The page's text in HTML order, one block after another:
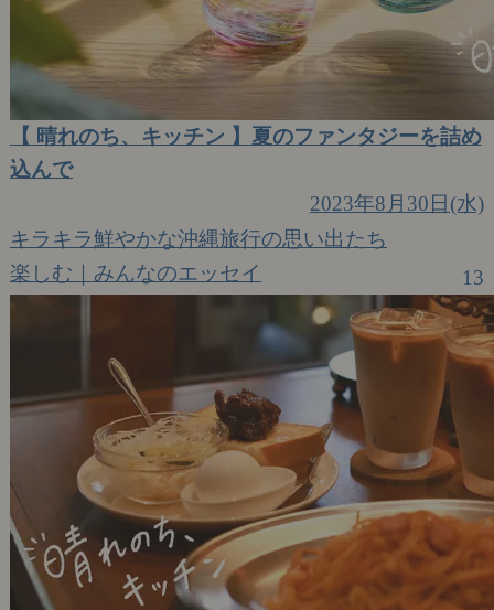
【 晴れのち、キッチン 】夏のファンタジーを詰め
込んで
2023年8月30日(水)
キラキラ鮮やかな沖縄旅行の思い出たち
楽しむ｜みんなのエッセイ
13